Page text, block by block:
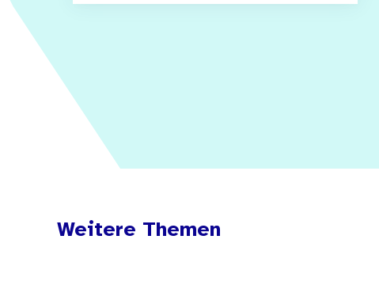
Weitere Themen